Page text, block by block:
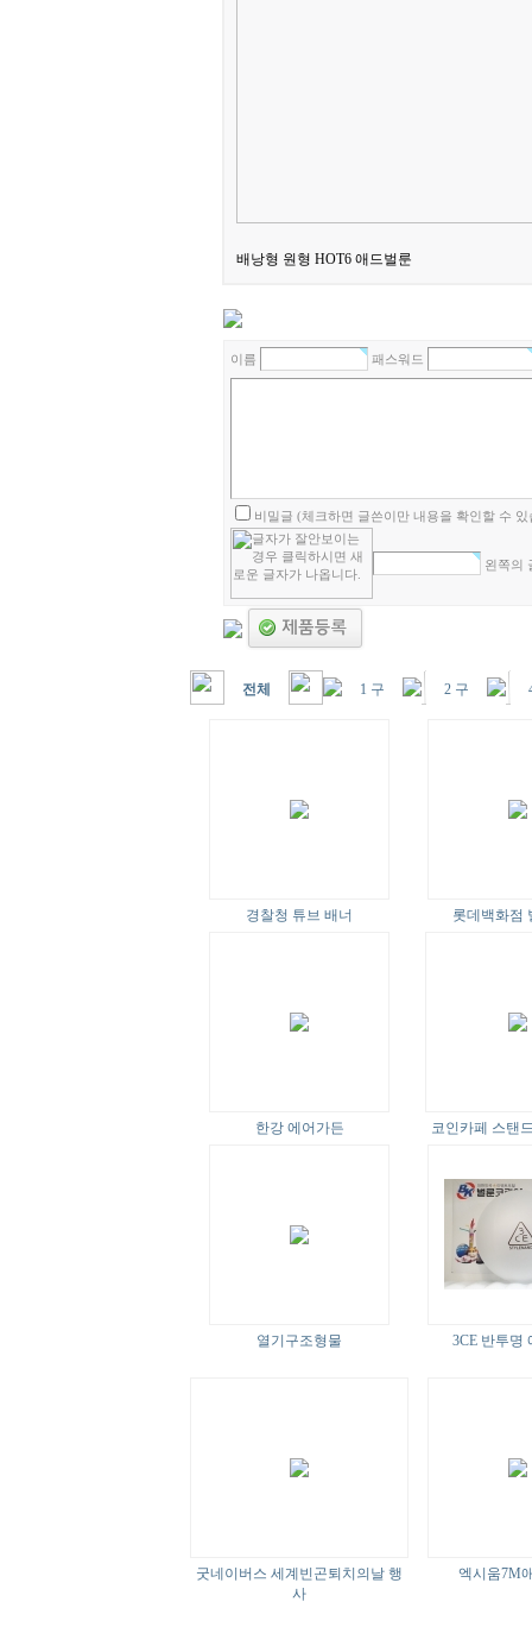
배낭형 원형 HOT6 애드벌룬
이름 패스워드
비밀글 (체크하면 글쓴이만 내용을 확인할 수 있
왼쪽의
전체 1 구 2 구
경찰청 튜브 배너 롯데백화점
한강 에어가든 코인카페 스탠
열기구조형물 3CE 반투명
굿네이버스 세계빈곤퇴치의날 행
사
엑시움7M